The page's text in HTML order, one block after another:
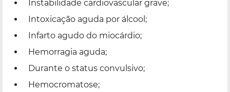
Instabilidade cardiovascular grave;
Intoxicação aguda por álcool;
Infarto agudo do miocárdio;
Hemorragia aguda;
Durante o status convulsivo;
Hemocromatose;